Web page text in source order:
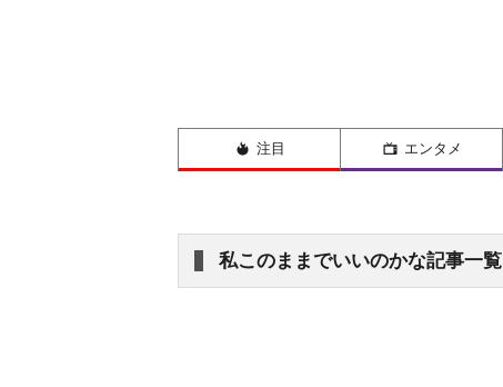
注目 エンタメ
私このままでいいのかな記事一覧